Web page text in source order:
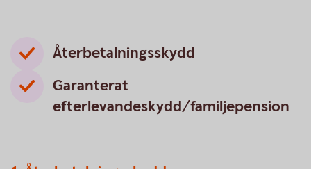
Återbetalningsskydd
Garanterat
efterlevandeskydd/familjepension